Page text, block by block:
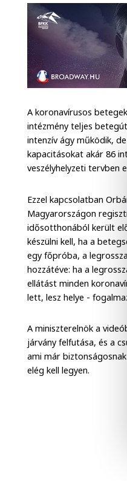
A koronavírusos
intézmény teljes
intenzív ágy működik,
kapacitásokat akár 86
veszélyhelyzeti tervben
Ezzel kapcsolatban
Magyarországon
idősotthonából került
készülni kell, ha a
egy főpróba, a
hozzátéve: ha a
ellátást minden
lett, lesz helye -
A miniszterelnök a
járvány felfutása, és a
ami már
elég kell legyen.